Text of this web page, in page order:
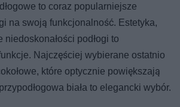
to coraz popularniejsze
na swoją funkcjonalność. Estetyka,
podłogi to
Najczęściej wybierane ostatnio
które optycznie powiększają
biała to elegancki wybór.